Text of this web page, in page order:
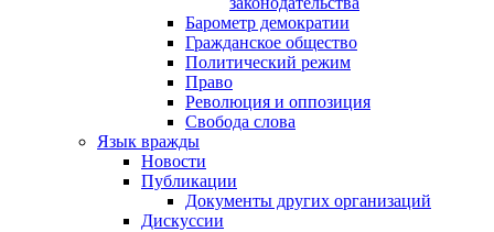
Барометр демократии
Гражданское общество
Политический режим
Право
Революция и оппозиция
Свобода слова
Язык вражды
Новости
Публикации
Документы других организаций
Дискуссии